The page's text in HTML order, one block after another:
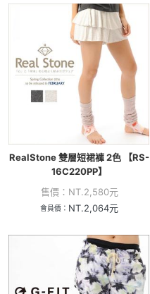
RealStone 雙層短裙褲 2色 【RS-
16C220PP】
售價： NT.2,580元
會員價： NT.2,064元